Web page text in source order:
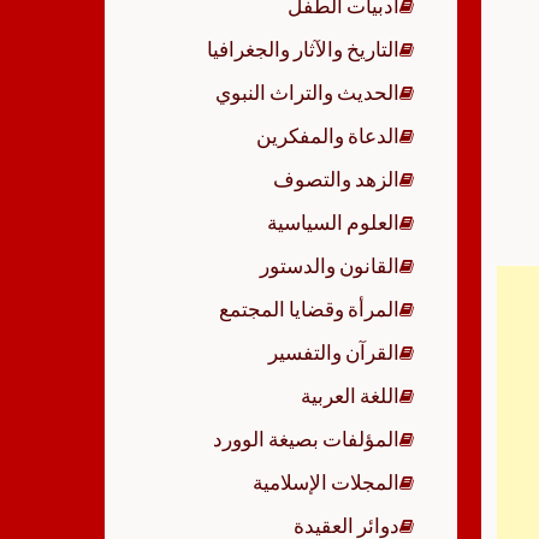
أدبيات الطفل
التاريخ والآثار والجغرافيا
الحديث والتراث النبوي
الدعاة والمفكرين
الزهد والتصوف
العلوم السياسية
القانون والدستور
المرأة وقضايا المجتمع
القرآن والتفسير
اللغة العربية
المؤلفات بصيغة الوورد
المجلات الإسلامية
دوائر العقيدة